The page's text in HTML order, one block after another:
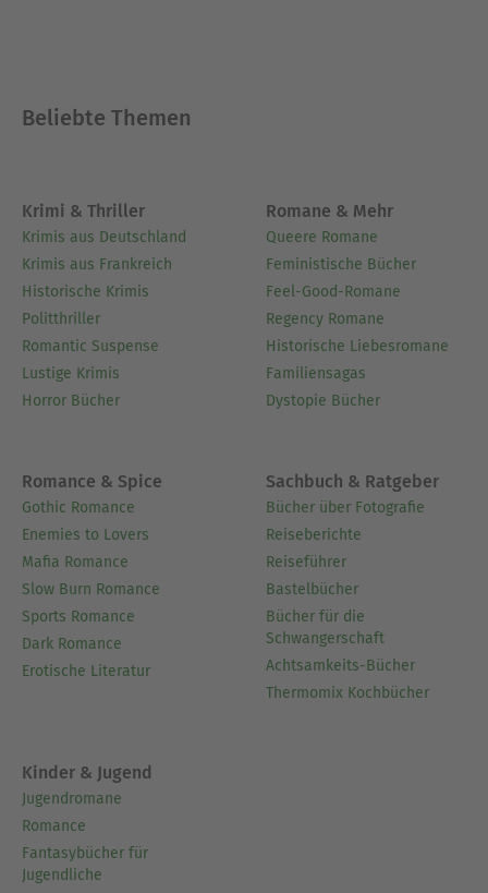
Beliebte Themen
Krimi & Thriller
Krimis aus Deutschland
Krimis aus Frankreich
Historische Krimis
Politthriller
Romantic Suspense
Lustige Krimis
Horror Bücher
Romane & Mehr
Queere Romane
Feministische Bücher
Feel-Good-Romane
Regency Romane
Historische Liebesromane
Familiensagas
Dystopie Bücher
Romance & Spice
Gothic Romance
Enemies to Lovers
Mafia Romance
Slow Burn Romance
Sports Romance
Dark Romance
Erotische Literatur
Sachbuch & Ratgeber
Bücher über Fotografie
Reiseberichte
Reiseführer
Bastelbücher
Bücher für die
Schwangerschaft
Achtsamkeits-Bücher
Thermomix Kochbücher
Kinder & Jugend
Jugendromane
Romance
Fantasybücher für
Jugendliche